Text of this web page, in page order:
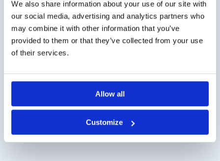
We also share information about your use of our site with
our social media, advertising and analytics partners who
may combine it with other information that you’ve
provided to them or that they’ve collected from your use
of their services.
Allow all
Customize
Verbeteren de Diagnostiek van
Reukverlies
Lees meer